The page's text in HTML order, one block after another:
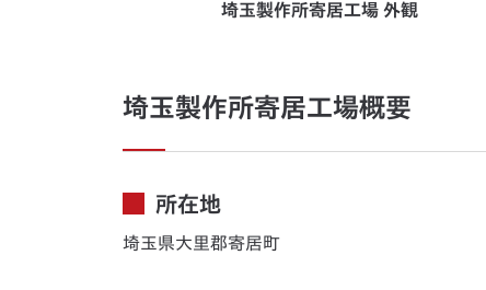
埼玉製作所寄居工場 外観
埼玉製作所寄居工場概要
所在地
埼玉県大里郡寄居町